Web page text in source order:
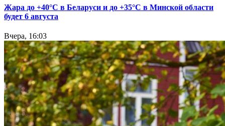
Жара до +40°С в Беларуси и до +35°С в Минской области
будет 6 августа
Вчера, 16:03